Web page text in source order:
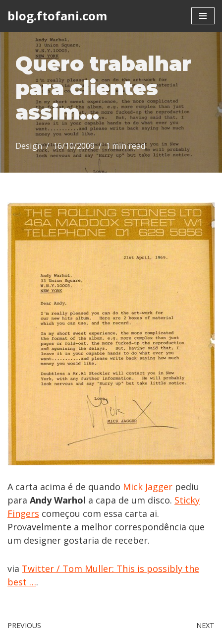
content
blog.ftofani.com
Quero trabalhar
para clientes
assim…
Design 16/10/2009 1 min read
A carta acima é de quando Mick Jagger pediu
para Andy Warhol a capa de um disco. Sticky
Fingers começou com essa carta ai.
Provavelmente a melhor correspondência que
um designer gostaria de receber.
via Twitter / Tom Muller: This is possibly the
best ….
PREVIOUS NEXT